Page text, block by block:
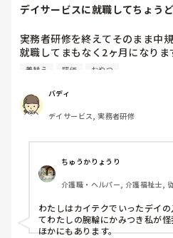
デイサービスに就職してちょう
実務者研修を終えてそのまま中
就職してまもなく2ヶ月になりま
一般浴や特別浴・着替えの脱着
て大変でしたがなんとか間違え
丁寧に仕事内容を教えてくれる
が新人介護職として奮闘中です
でも一般浴で認知症で便まみれ
嫌いぎゃーぎゃー叫んだり暴れ
そのような経験おありですか？
デイサービスで利用者様に好か
しいし楽しい事もあります
職場内の新人としての立ち位置
着替え 評価 おやつ
バディ
デイサービス, 実務者研修
ちゅうかりょうり
介護職・ヘルパー, 介護福祉士,
わたしはカイテクでいったデイ
てわたしの腕輪にかみつき私が怪
ほかにもあります。